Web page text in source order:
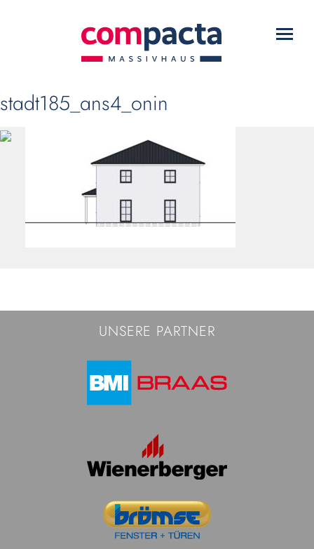
WARUM COMPACTA?
HAUSTYPEN
SERVICE
KONTAKT
stadt185_ans4_onin
UNSERE PARTNER